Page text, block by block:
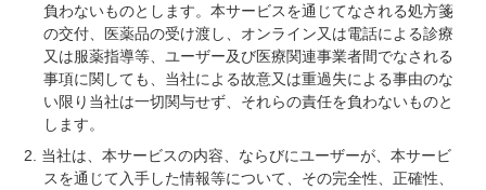
負わないものとします。本サービスを通じてなされる処方箋
の交付、医薬品の受け渡し、オンライン又は電話による診療
又は服薬指導等、ユーザー及び医療関連事業者間でなされる
事項に関しても、当社による故意又は重過失による事由のな
い限り当社は一切関与せず、それらの責任を負わないものと
します。
当社は、本サービスの内容、ならびにユーザーが、本サービ
スを通じて入手した情報等について、その完全性、正確性、